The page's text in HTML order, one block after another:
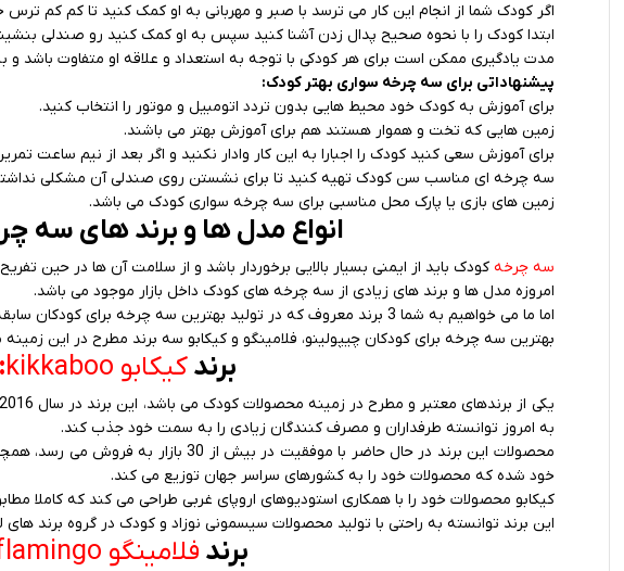
اگر کودک شما از انجام این کار می ترسد با صبر و مهربانی به او کمک کنید تا کم کم
ابتدا کودک را با نحوه صحیح پدال زدن آشنا کنید سپس به او کمک کنید رو صندلی
مدت یادگیری ممکن است برای هر کودکی با توجه به استعداد و علاقه او متفاوت باشد و
پیشنهاداتی برای سه چرخه سواری بهتر کودک:
برای آموزش به کودک خود محیط هایی بدون تردد اتومبیل و موتور را انتخاب کنید.
زمین هایی که تخت و هموار هستند هم برای آموزش بهتر می باشند.
برای آموزش سعی کنید کودک را اجبارا به این کار وادار نکنید و اگر بعد از نیم ساعت
سه چرخه ای مناسب سن کودک تهیه کنید تا برای نشستن روی صندلی آن مشکلی
زمین های بازی یا پارک محل مناسبی برای سه چرخه سواری کودک می باشد.
انواع مدل ها و برند های سه
سه چرخه کودک باید از ایمنی بسیار بالایی برخوردار باشد و از سلامت آن ها در حین
امروزه مدل ها و برند های زیادی از سه چرخه های کودک داخل بازار موجود می باشد.
اما ما می خواهیم به شما 3 برند معروف که در تولید بهترین سه چرخه برای کودکان سابقه ای طولانی مدت دارند را به شما معرفی کنیم.
بهترین سه چرخه برای کودکان چیپولینو، فلامینگو و کیکابو سه برند مطرح در این زمینه
برندکیکابو :
به امروز توانسته طرفداران و مصرف کنندگان زیادی را به سمت خود جذب کند.
محصولات این برند در حال حاضر با موفقیت در
خود شده که محصولات خود را به کشورهای سراسر جهان توزیع می کند.
کیکابو محصولات خود را با همکاری استودیوهای اروپای غربی طراحی می کند که کاملا
این برند توانسته به راحتی با تولید محصولات سیسمونی نوزاد و کودک در گروه برند
برند فلامینگو flamingo